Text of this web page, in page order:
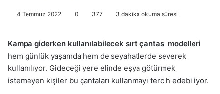
4 Temmuz 2022 0 377 3 dakika okuma süresi
Kampa giderken kullanılabilecek sırt çantası modelleri
hem günlük yaşamda hem de seyahatlerde severek
kullanılıyor. Gideceği yere elinde eşya götürmek
istemeyen kişiler bu çantaları kullanmayı tercih edebiliyor.